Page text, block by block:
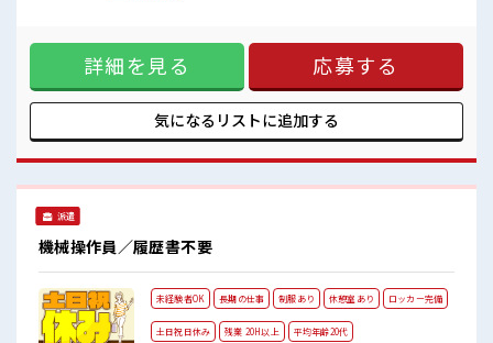
条件があえば応募のその日に入社決定もできる！
■職場の雰囲気
《20・30代の男性スタッフさんも活躍中》
職場の人間関係⇒良好♪
未経験でも安心な就業環境です！
社内設備もバッチリ★
売店・食堂・休憩室・ロッカー・自販機・喫煙所・スポットクーラ
時給1800円～なんです！ 月収は44万円以上可！ 交替勤務は夜
勤手当が付くので稼げる！ こんな好条件迷ってたらモッタイ
ナイ！ 通勤方法は自転車やバイク通勤OK！ 長岡京/京阪淀駅/
阪急西山天王山駅から無料送迎バスも出ているのでラクチ
ン！ お仕事は組立、 塗装、 溶接等さまざまな部署あり！ フ
ォロー体制バッチリなので未経験の方も安心スタート！ ■最
きる！ ■職場の雰囲気 《20・30代の男性スタッフさんも活躍
中》 職場の人間関係⇒良好♪ 未経験でも安心な就業環境で
詳細を見る 応募する
気になるリストに追加する
派遣
機械操作員／履歴書不要
未経験者OK 長期の仕事 制服あり 休憩室あり ロッカー完備
土日祝日休み 残業 20H以上 平均年齢20代